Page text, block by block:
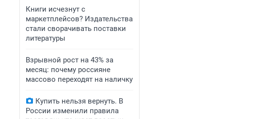
Книги исчезнут с
маркетплейсов? Издательства
стали сворачивать поставки
литературы
Взрывной рост на 43% за
месяц: почему россияне
массово переходят на наличку
Купить нельзя вернуть. В
России изменили правила